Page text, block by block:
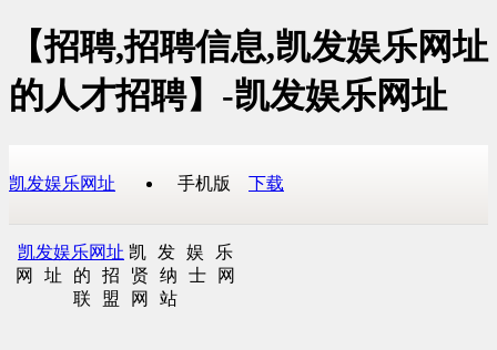
【招聘,招聘信息,凯发娱乐网址
的人才招聘】-凯发娱乐网址
凯发娱乐网址 手机版 下载
凯发娱乐网址 凯发娱乐
网址的招贤纳士网
联盟网站